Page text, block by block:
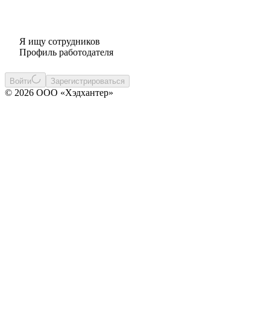
Я ищу сотрудников
Профиль работодателя
Войти Зарегистрироваться
© 2026 ООО «Хэдхантер»